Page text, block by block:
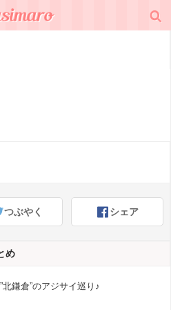
つぶやく シェア
め
鎌倉”のアジサイ巡り♪